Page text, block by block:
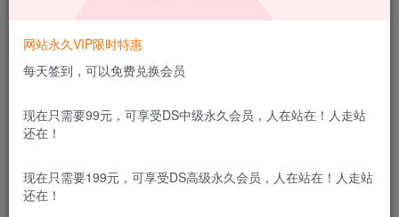
免费资源网 – https://freexyz.cn/
Loadrunner实际上是一个很重的性能测试工具。他
网站永久VIP限时特惠
每天签到，可以免费兑换会员
现在只需要99元，可享受DS中级永久会员，人在站在！人走站
还在！
现在只需要199元，可享受DS高级永久会员，人在站在！人走站
还在！